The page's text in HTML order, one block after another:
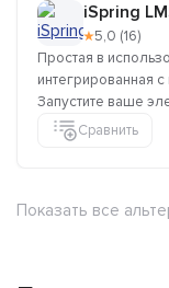
iSpring
★5,0 (16)
Простая в
интегрированная
Запустите ваше
Сравнить
Показать все